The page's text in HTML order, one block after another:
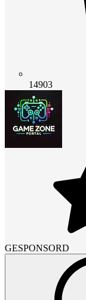
14903
GESPONSORD